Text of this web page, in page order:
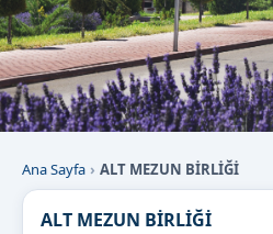
Ana Sayfa ALT MEZUN BİRLİĞİ
ALT MEZUN BİRLİĞİ